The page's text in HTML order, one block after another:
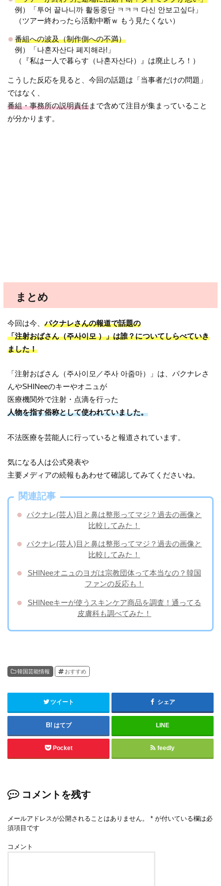
例）「투어 끝나니까 활동중단 ㅋㅋㅋ 다신 안보고싶다」
（ツアー終わったら活動中断ｗ もう見たくない）
番組への波及（制作側への不満）
例）「나혼자산다 폐지해라!」
（『私は一人で暮らす（나혼자산다）』は廃止しろ！）
こうした反応を見ると、今回の話題は「当事者だけの問題」
ではなく、
番組・事務所の説明責任まで含めて注目が集まっていること
が分かります。
まとめ
今回は今、パクナレさんの報道で話題の
「注射おばさん（주사이모 ）」は誰？についてしらべていき
ました！
「注射おばさん（주사이모／주사 아줌마）」は、パクナレさ
んやSHINeeのキーやオニュが
医療機関外で注射・点滴を行った
人物を指す俗称として使われていました。
不法医療を芸能人に行っていると報道されています。
気になる人は公式発表や
主要メディアの続報もあわせて確認してみてくださいね。
関連記事
パクナレ(芸人)目と鼻は整形ってマジ？過去の画像と
比較してみた！
パクナレ(芸人)目と鼻は整形ってマジ？過去の画像と
比較してみた！
SHINeeオニュのヨガは宗教団体って本当なの？韓国
ファンの反応も！
SHINeeキーが使うスキンケア商品を調査！通ってる
皮膚科も調べてみた！
韓国芸能情報 おすすめ
ツイート シェア
はてブ LINE
Pocket feedly
コメントを残す
メールアドレスが公開されることはありません。 * が付いている欄は必
須項目です
コメント